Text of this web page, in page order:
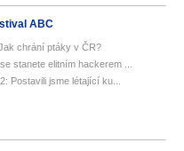
ABC
chrání ptáky v ČR?
stanete elitním hackerem ...
Postavili jsme létající ku...